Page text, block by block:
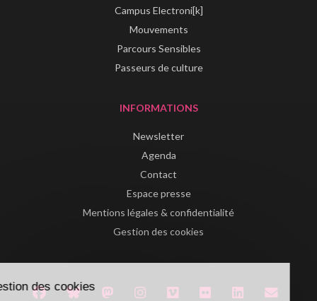
Campus Electroni[k]
Mouvements
Parcours Sensibles
Passeurs de culture
INFORMATIONS
Newsletter
Agenda
Contact
Espace presse
Mentions légales & confidentialité
Gestion des cookies
Gestion des cookies